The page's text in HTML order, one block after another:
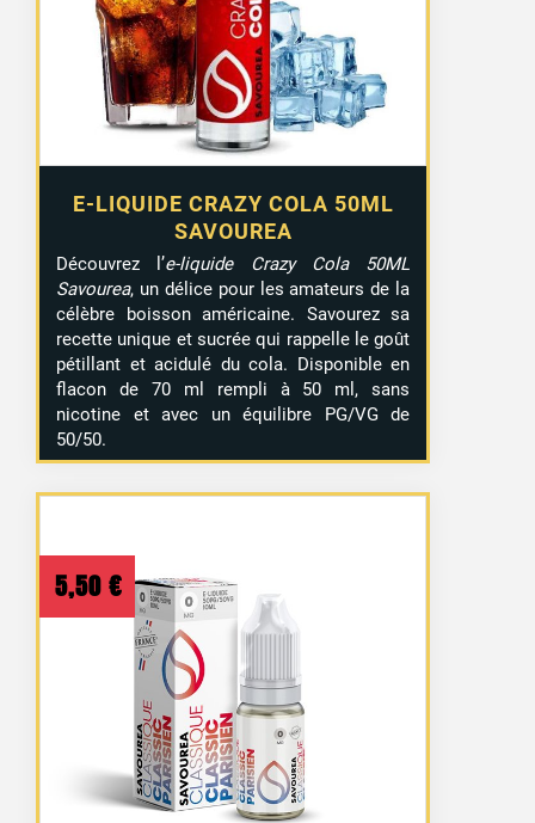
E-LIQUIDE CRAZY COLA 50ML
SAVOUREA
Découvrez l’e-liquide Crazy Cola 50ML
Savourea, un délice pour les amateurs de la
célèbre boisson américaine. Savourez sa
recette unique et sucrée qui rappelle le goût
pétillant et acidulé du cola. Disponible en
flacon de 70 ml rempli à 50 ml, sans
nicotine et avec un équilibre PG/VG de
50/50.
5,50 €